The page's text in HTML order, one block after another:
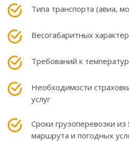
Типа транспорта (авиа,
Весогабаритных
Требований к
Необходимости
услуг
Сроки грузоперевозки
маршрута и погодных